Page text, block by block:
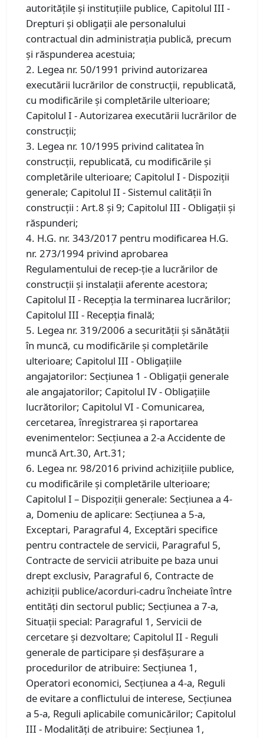
autorităţile şi instituţiile publice, Capitolul III -
Drepturi şi obligaţii ale personalului
contractual din administraţia publică, precum
şi răspunderea acestuia;
2. Legea nr. 50/1991 privind autorizarea
executării lucrărilor de construcţii, republicată,
cu modificările şi completările ulterioare;
Capitolul I - Autorizarea executării lucrărilor de
construcţii;
3. Legea nr. 10/1995 privind calitatea în
construcții, republicată, cu modificările și
completările ulterioare; Capitolul I - Dispoziţii
generale; Capitolul II - Sistemul calităţii în
construcţii : Art.8 și 9; Capitolul III - Obligaţii şi
răspunderi;
4. H.G. nr. 343/2017 pentru modificarea H.G.
nr. 273/1994 privind aprobarea
Regulamentului de recep-ție a lucrărilor de
construcții și instalații aferente acestora;
Capitolul II - Recepţia la terminarea lucrărilor;
Capitolul III - Recepţia finală;
5. Legea nr. 319/2006 a securităţii şi sănătăţii
în muncă, cu modificările şi completările
ulterioare; Capitolul III - Obligaţiile
angajatorilor: Secţiunea 1 - Obligaţii generale
ale angajatorilor; Capitolul IV - Obligaţiile
lucrătorilor; Capitolul VI - Comunicarea,
cercetarea, înregistrarea şi raportarea
evenimentelor: Secţiunea a 2-a Accidente de
muncă Art.30, Art.31;
6. Legea nr. 98/2016 privind achiziţiile publice,
cu modificările și completările ulterioare;
Capitolul I – Dispoziții generale: Secțiunea a 4-
a, Domeniu de aplicare: Secțiunea a 5-a,
Exceptari, Paragraful 4, Exceptări specifice
pentru contractele de servicii, Paragraful 5,
Contracte de servicii atribuite pe baza unui
drept exclusiv, Paragraful 6, Contracte de
achiziţii publice/acorduri-cadru încheiate între
entităţi din sectorul public; Secțiunea a 7-a,
Situaţii special: Paragraful 1, Servicii de
cercetare şi dezvoltare; Capitolul II - Reguli
generale de participare şi desfăşurare a
procedurilor de atribuire: Secțiunea 1,
Operatori economici, Secțiunea a 4-a, Reguli
de evitare a conflictului de interese, Secțiunea
a 5-a, Reguli aplicabile comunicărilor; Capitolul
III - Modalităţi de atribuire: Secțiunea 1,